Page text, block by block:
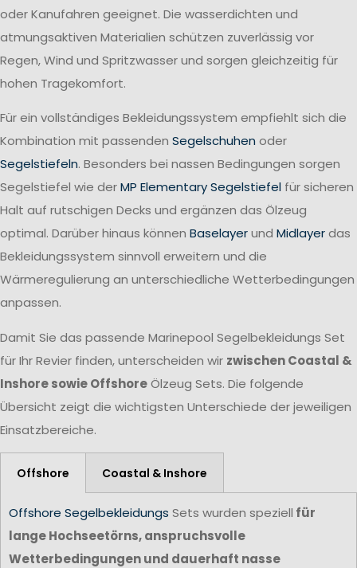
oder Kanufahren geeignet. Die wasserdichten und
atmungsaktiven Materialien schützen zuverlässig vor
Regen, Wind und Spritzwasser und sorgen gleichzeitig für
hohen Tragekomfort.
Für ein vollständiges Bekleidungssystem empfiehlt sich die
Kombination mit passenden Segelschuhen oder
Segelstiefeln. Besonders bei nassen Bedingungen sorgen
Segelstiefel wie derMP Elementary Segelstiefel für sicheren
Halt auf rutschigen Decks und ergänzen das Ölzeug
optimal. Darüber hinaus können Baselayerund Midlayerdas
Bekleidungssystem sinnvoll erweitern und die
Wärmeregulierung an unterschiedliche Wetterbedingungen
anpassen.
Damit Sie das passende Marinepool Segelbekleidungs Set
für Ihr Revier finden, unterscheiden wir zwischen Coastal &
Inshore sowie OffshoreÖlzeug Sets. Die folgende
Übersicht zeigt die wichtigsten Unterschiede der jeweiligen
Einsatzbereiche.
Offshore Coastal & Inshore
Offshore Segelbekleidungs Sets wurden speziell für
lange Hochseetörns, anspruchsvolle
Wetterbedingungen und dauerhaft nasse